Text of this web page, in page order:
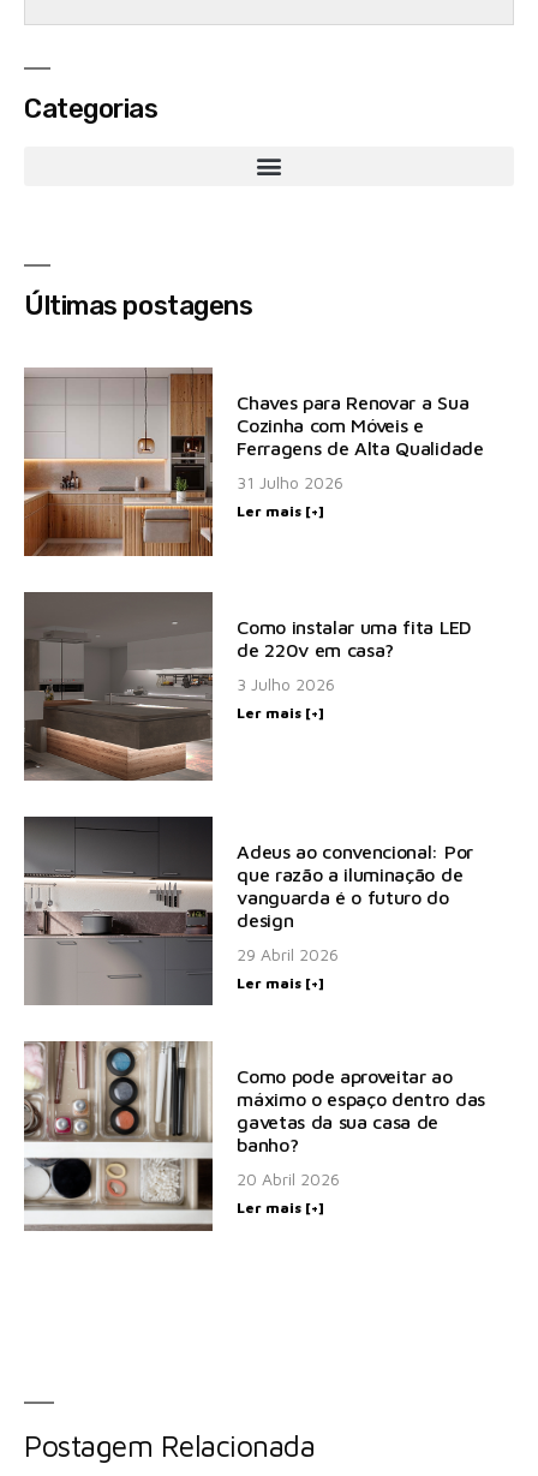
Categorias
Últimas postagens
Chaves para Renovar a Sua
Cozinha com Móveis e
Ferragens de Alta Qualidade
31 Julho 2026
Ler mais [+]
Como instalar uma fita LED
de 220v em casa?
3 Julho 2026
Ler mais [+]
Adeus ao convencional: Por
que razão a iluminação de
vanguarda é o futuro do
design
29 Abril 2026
Ler mais [+]
Como pode aproveitar ao
máximo o espaço dentro das
gavetas da sua casa de
banho?
20 Abril 2026
Ler mais [+]
Postagem Relacionada